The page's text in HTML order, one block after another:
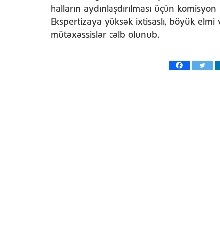
halların aydınlaşdırılması üçün
Ekspertizaya yüksək ixtisaslı, böyük
mütəxəssislər cəlb olunub.